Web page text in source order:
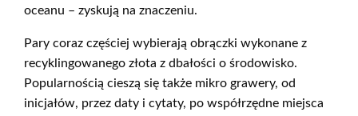
oceanu – zyskują na znaczeniu.
Pary coraz częściej wybierają obrączki wykonane z
recyklingowanego złota z dbałości o środowisko.
Popularnością cieszą się także mikro grawery, od
inicjałów, przez daty i cytaty, po współrzędne miejsca